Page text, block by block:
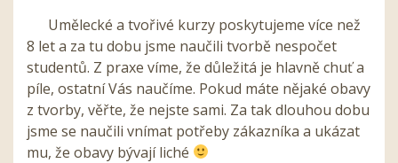
Umělecké a tvořivé kurzy poskytujeme více než
8 let a za tu dobu jsme naučili tvorbě nespočet
studentů. Z praxe víme, že důležitá je hlavně chuť a
píle, ostatní Vás naučíme. Pokud máte nějaké obavy
z tvorby, věřte, že nejste sami. Za tak dlouhou dobu
jsme se naučili vnímat potřeby zákazníka a ukázat
mu, že obavy bývají liché